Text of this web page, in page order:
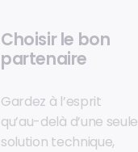
Choisir le bon
partenaire
Gardez à l’esprit
qu’au-delà d’une seule
solution technique,